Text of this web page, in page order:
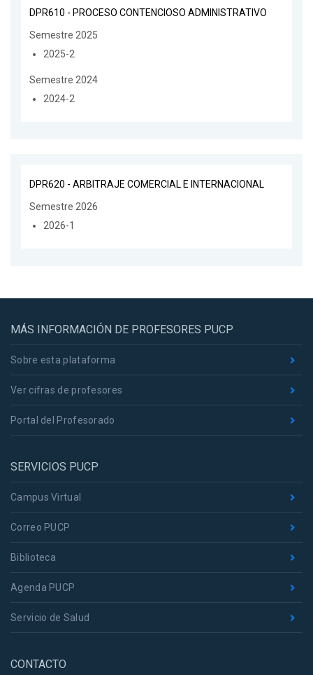
DPR610 - PROCESO CONTENCIOSO ADMINISTRATIVO
Semestre 2025
2025-2
Semestre 2024
2024-2
DPR620 - ARBITRAJE COMERCIAL E INTERNACIONAL
Semestre 2026
2026-1
MÁS INFORMACIÓN DE PROFESORES PUCP
Sobre esta plataforma
Ver cifras de profesores
Portal del Profesorado
SERVICIOS PUCP
Campus Virtual
Correo PUCP
Biblioteca
Agenda PUCP
Servicio de Salud
CONTACTO